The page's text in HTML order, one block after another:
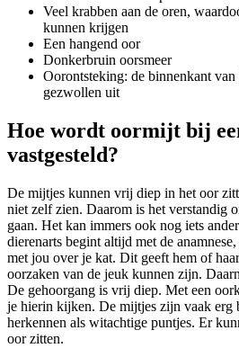
Veel krabben aan de oren,
kunnen krijgen
Een hangend oor
Donkerbruin oorsmeer
Oorontsteking: de binnenkant
gezwollen uit
Hoe wordt oormijt bij
vastgesteld?
De mijtjes kunnen vrij diep in het oor
niet zelf zien. Daarom is het verstandig
gaan. Het kan immers ook nog iets
dierenarts begint altijd met de
met jou over je kat. Dit geeft hem of
oorzaken van de jeuk kunnen zijn.
De gehoorgang is vrij diep. Met een
je hierin kijken. De mijtjes zijn vaak erg
herkennen als witachtige puntjes. Er
oor zitten.